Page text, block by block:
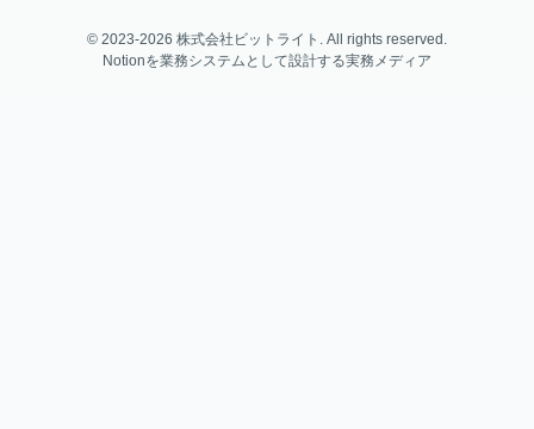
© 2023-2026 株式会社ビットライト. All rights reserved.
Notionを業務システムとして設計する実務メディア